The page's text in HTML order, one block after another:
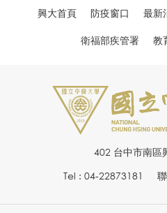
興大首頁 防疫窗口 最新
衛福部疾管署 教
402 台中市南區
Tel : 04-22873181